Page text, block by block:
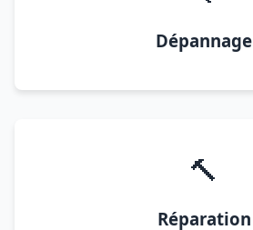
Dépannage
🔨
Réparation